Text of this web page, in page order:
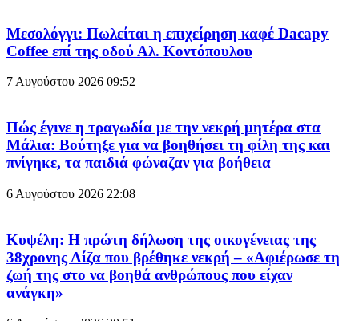
Μεσολόγγι: Πωλείται η επιχείρηση καφέ Dacapy
Coffee επί της οδού Αλ. Κοντόπουλου
7 Αυγούστου 2026 09:52
Πώς έγινε η τραγωδία με την νεκρή μητέρα στα
Μάλια: Βούτηξε για να βοηθήσει τη φίλη της και
πνίγηκε, τα παιδιά φώναζαν για βοήθεια
6 Αυγούστου 2026 22:08
Κυψέλη: Η πρώτη δήλωση της οικογένειας της
38χρονης Λίζα που βρέθηκε νεκρή – «Αφιέρωσε τη
ζωή της στο να βοηθά ανθρώπους που είχαν
ανάγκη»